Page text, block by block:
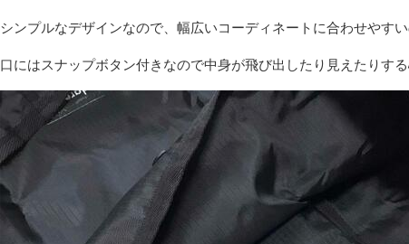
シンプルなデザインなので、幅広いコーディネートに合わせやす
口にはスナップボタン付きなので中身が飛び出したり見えたりする